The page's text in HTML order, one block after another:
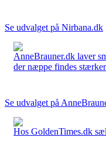
Se udvalget på Nirbana.dk
AnneBrauner.dk laver
der næppe findes
Se udvalget på
Hos GoldenTimes.dk